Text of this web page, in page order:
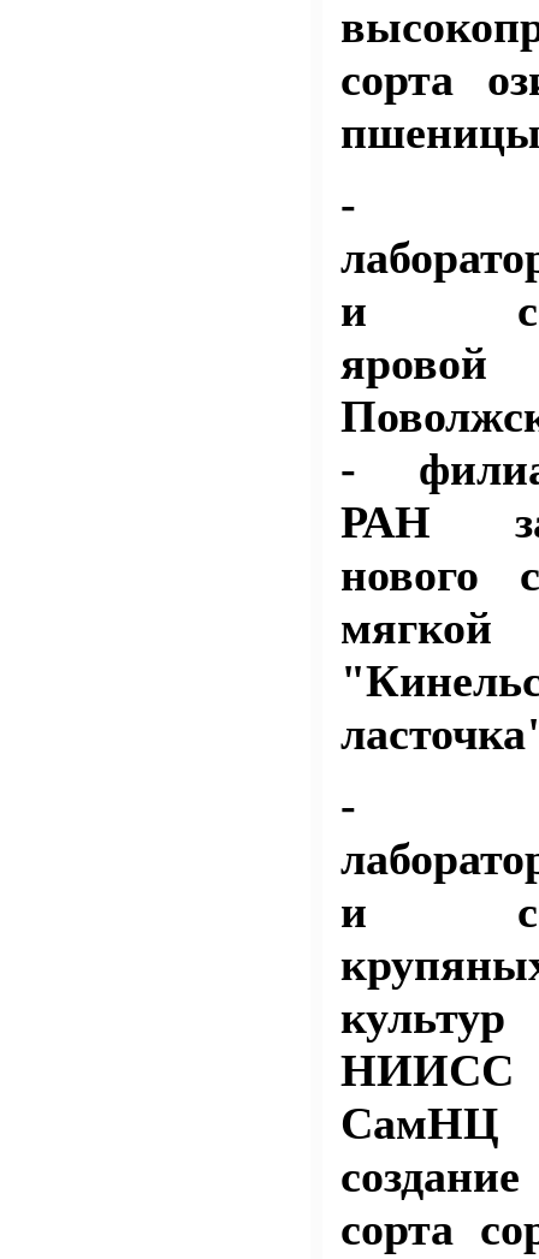
сорта
-
и
-
РАН
нового
-
и
культур
НИИСС
сорта